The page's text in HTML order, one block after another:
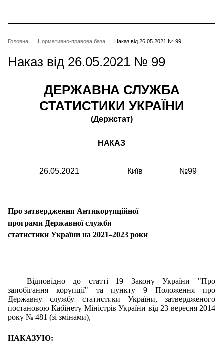
основного
Рядок
навіґації
Головна Нормативно-правова база Наказ від 26.05.2021 № 99
Наказ від 26.05.2021 № 99
ДЕРЖАВНА СЛУЖБА
СТАТИСТИКИ УКРАЇНИ
(Держстат)
НАКАЗ
26.05.2021 Київ №99
Про затвердження Антикорупційної
програми Державної служби
статистики України на 2021–2023 роки
Відповідно до статті 19 Закону України "Про
запобігання корупції" та пункту 9 Положення про
Державну службу статистики України, затвердженого
постановою Кабінету Міністрів України від 23 вересня 2014
року № 481 (зі змінами),
НАКАЗУЮ: